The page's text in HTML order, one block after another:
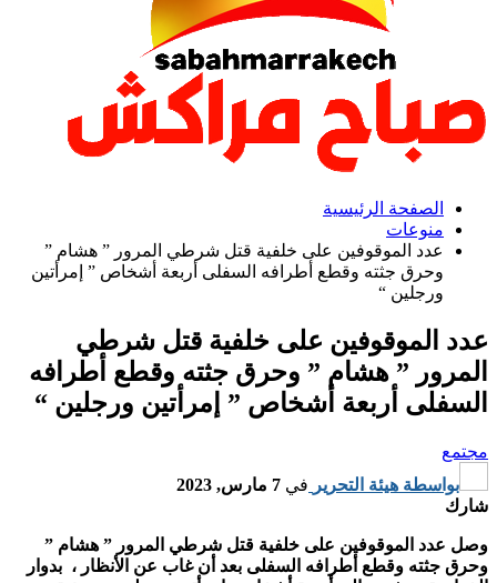
الصفحة الرئيسية
منوعات
عدد الموقوفين على خلفية قتل شرطي المرور ” هشام ”
وحرق جثته وقطع أطرافه السفلى أربعة أشخاص ” إمرأتين
ورجلين “
عدد الموقوفين على خلفية قتل شرطي
المرور ” هشام ” وحرق جثته وقطع أطرافه
السفلى أربعة أشخاص ” إمرأتين ورجلين “
مجتمع
بواسطة هيئة التحرير في 7 مارس, 2023
شارك
وصل عدد الموقوفين على خلفية قتل شرطي المرور ” هشام ”
وحرق جثته وقطع أطرافه السفلى بعد أن غاب عن الأنظار ، بدوار